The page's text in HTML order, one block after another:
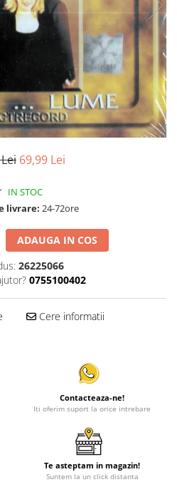
69,99 Lei
IN STOC
livrare: 24-72ore
ADAUGA IN COS
26225066
0755100402
Cere informatii
Contacteaza-ne!
Iti oferim suport la orice intrebare
Te asteptam in magazin!
Suntem la un click distanta